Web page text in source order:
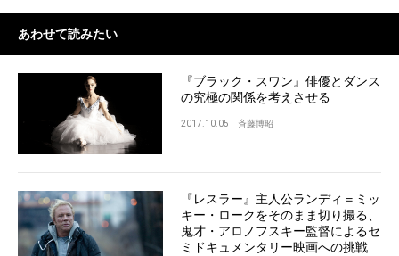
あわせて読みたい
『ブラック・スワン』俳優とダンス
の究極の関係を考えさせる
2017.10.05 斉藤博昭
『レスラー』主人公ランディ＝ミッ
キー・ロークをそのまま切り撮る、
鬼才・アロノフスキー監督によるセ
ミドキュメンタリー映画への挑戦